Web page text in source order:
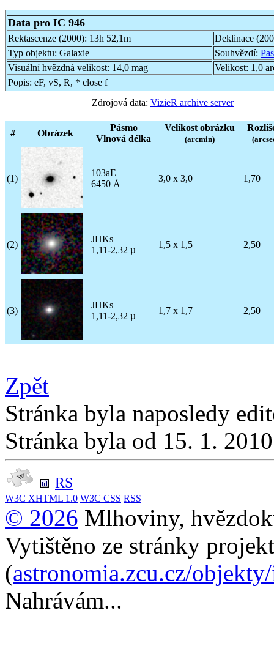
Data pro IC 946
Rektascenze (2000): 13h 52,1m
Deklinace
Typ objektu: Galaxie Souhvězdí:
Visuální hvězdná velikost: 14,0 mag Velikost: 1,0
Popis: eF, vS, R, * close f
Zdrojová data: VizieR archive server
# Obrázek
Pásmo
Vlnová délka
Velikost obrázku
(arcmin)
(1)
103aE
6450 Å
3,0 x 3,0 1,70
(2)
JHKs
1,11-2,32 µ
1,5 x 1,5 2,50
(3)
JHKs
1,11-2,32 µ
1,7 x 1,7 2,50
Zpět
Stránka byla naposledy
Stránka byla od 15. 1.
RS
W3C XHTML 1.0 W3C CSS RSS
© 2026 Mlhoviny,
Vytištěno ze stránky
(astronomia.zcu.cz/
Nahrávám...